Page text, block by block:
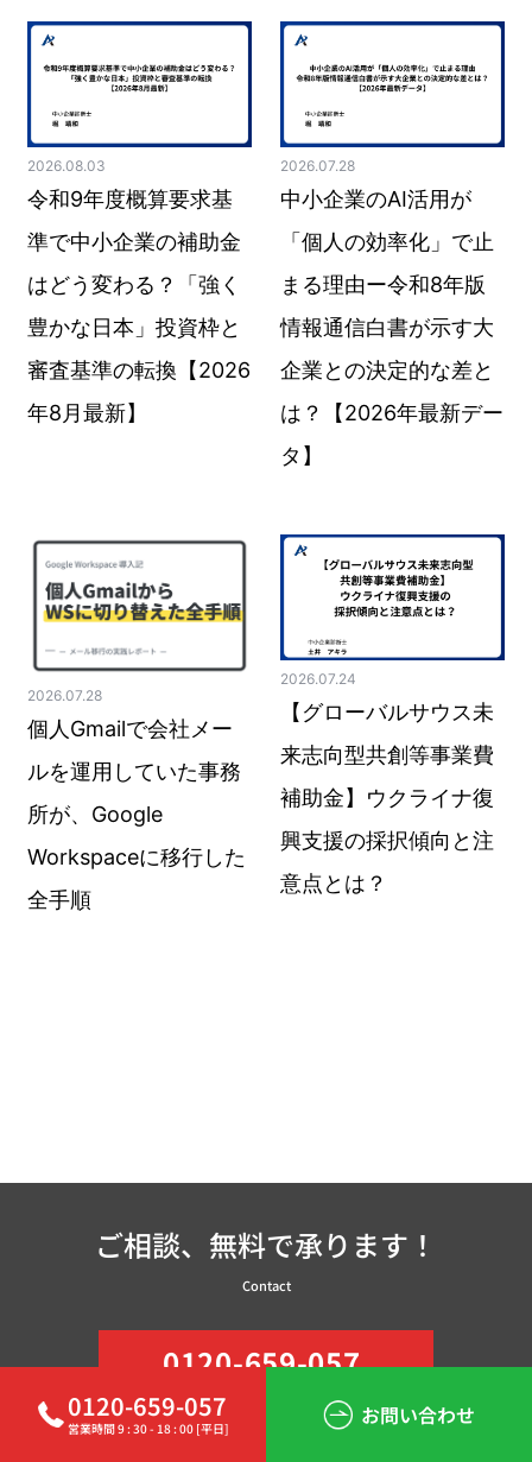
2026.08.03
令和9年度概算要求基
準で中小企業の補助金
はどう変わる？「強く
豊かな日本」投資枠と
審査基準の転換【2026
年8月最新】
2026.07.28
中小企業のAI活用が
「個人の効率化」で止
まる理由ー令和8年版
情報通信白書が示す大
企業との決定的な差と
は？【2026年最新デー
タ】
2026.07.28
個人Gmailで会社メー
ルを運用していた事務
所が、Google
Workspaceに移行した
全手順
2026.07.24
【グローバルサウス未
来志向型共創等事業費
補助金】ウクライナ復
興支援の採択傾向と注
意点とは？
0120-659-057
営業時間 9 : 30 - 18 : 00 [平日] お問い合わせ
ご相談、無料で承ります！
Contact
0120-659-057